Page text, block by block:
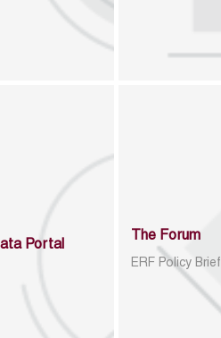
Portal
The Forum
ERF Policy Brief